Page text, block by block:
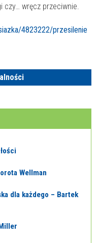
czy… wręcz przeciwnie.
4823222/przesilenie
Wellman
dla każdego – Bartek